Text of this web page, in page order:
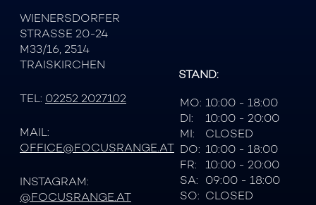
WIENERSDORFER
STRASSE 20-24
M33/16, 2514
TRAISKIRCHEN
TEL: 02252 2027102
MAIL:
OFFICE@FOCUSRANGE.AT
INSTAGRAM:
@FOCUSRANGE.AT
STAND:
MO: 10:00 - 18:00
DI:
10:00 - 20:00
MI:
CLOSED
DO: 10:00 - 18:00
FR:
10:00 - 20:00
SA: 09:00 - 18:00
SO: CLOSED